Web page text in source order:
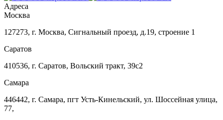
Адреса
Москва
127273, г. Москва, Сигнальный проезд, д.19, строение 1
Саратов
410536, г. Саратов, Вольский тракт, 39с2
Самара
446442, г. Самара, пгт Усть-Кинельский, ул. Шоссейная улица,
77,